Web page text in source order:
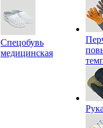
Спецобувь
медицинская